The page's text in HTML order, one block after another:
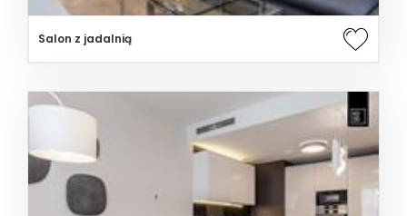
Salon z jadalnią